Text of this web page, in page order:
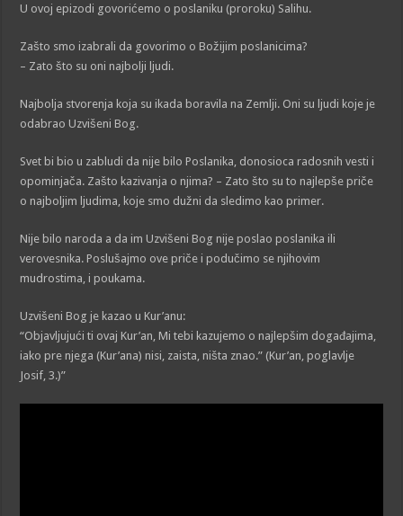
U ovoj epizodi govorićemo o poslaniku (proroku) Salihu.
Zašto smo izabrali da govorimo o Božijim poslanicima?
– Zato što su oni najbolji ljudi.
Najbolja stvorenja koja su ikada boravila na Zemlji. Oni su ljudi koje je
odabrao Uzvišeni Bog.
Svet bi bio u zabludi da nije bilo Poslanika, donosioca radosnih vesti i
opominjača. Zašto kazivanja o njima? – Zato što su to najlepše priče
o najboljim ljudima, koje smo dužni da sledimo kao primer.
Nije bilo naroda a da im Uzvišeni Bog nije poslao poslanika ili
verovesnika. Poslušajmo ove priče i podučimo se njihovim
mudrostima, i poukama.
Uzvišeni Bog je kazao u Kur’anu:
“Objavljujući ti ovaj Kur’an, Mi tebi kazujemo o najlepšim događajima,
iako pre njega (Kur’ana) nisi, zaista, ništa znao.” (Kur’an, poglavlje
Josif, 3.)”